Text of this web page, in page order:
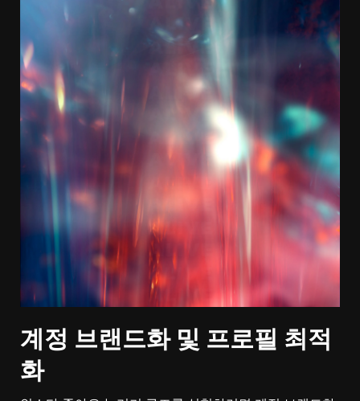
계정 브랜드화 및 프로필 최적
화